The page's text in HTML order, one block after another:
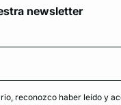
newsletter
reconozco haber leído y